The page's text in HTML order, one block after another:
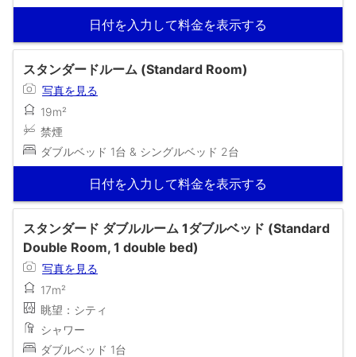
日付を入力して料金を表示する
スタンダードルーム (Standard Room)
写真を見る
19m²
禁煙
ダブルベッド 1台 & シングルベッド 2台
日付を入力して料金を表示する
スタンダード ダブルルーム 1ダブルベッド (Standard
Double Room, 1 double bed)
写真を見る
17m²
眺望：シティ
シャワー
ダブルベッド 1台